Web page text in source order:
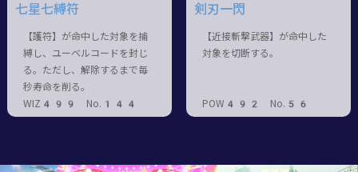
七星七縛符
【護符】が命中した対象を捕
縛し、ユーベルコードを封じ
る。ただし、解除するまで毎
秒寿命を削る。
WIZ499 No.144
剣刃一閃
【近接斬撃武器】が命中した
対象を切断する。
POW492 No.56